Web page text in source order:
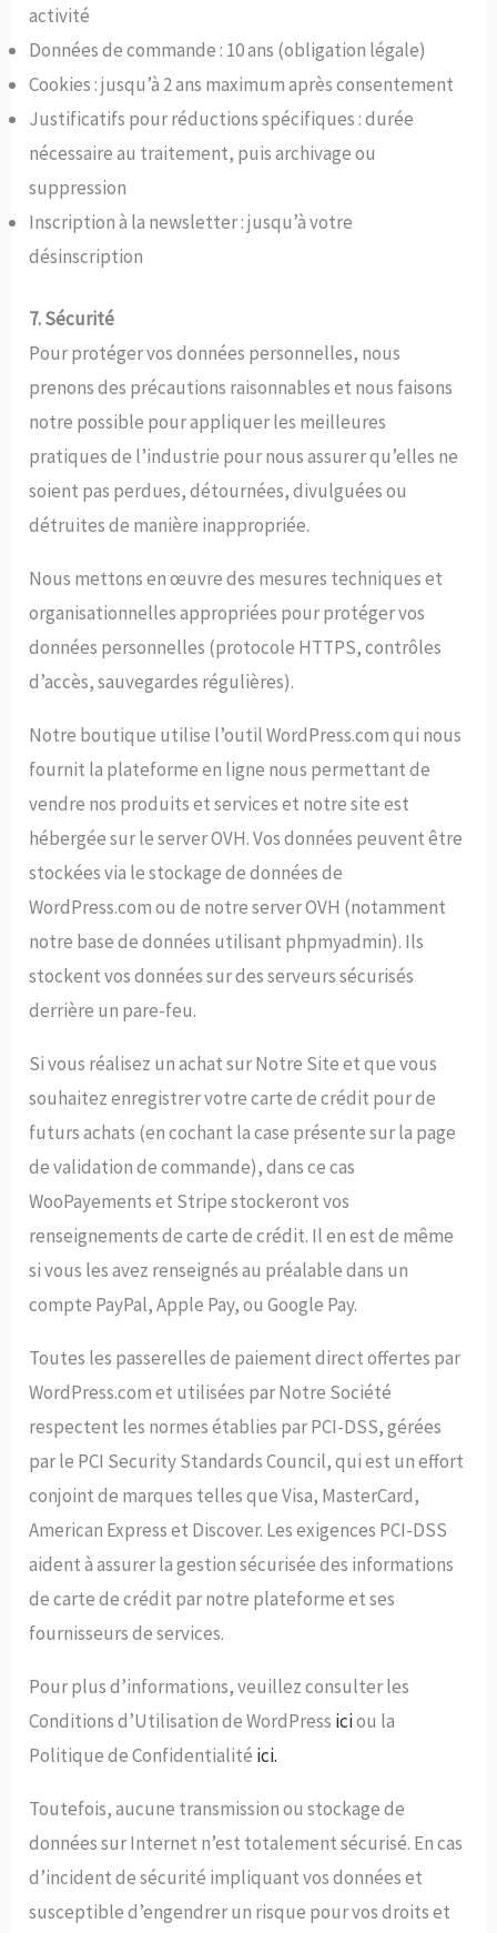
activité
Données de commande : 10 ans (obligation légale)
Cookies : jusqu’à 2 ans maximum après consentement
Justificatifs pour réductions spécifiques : durée
nécessaire au traitement, puis archivage ou
suppression
Inscription à la newsletter : jusqu’à votre
désinscription
7. Sécurité
Pour protéger vos données personnelles, nous
prenons des précautions raisonnables et nous faisons
notre possible pour appliquer les meilleures
pratiques de l’industrie pour nous assurer qu’elles ne
soient pas perdues, détournées, divulguées ou
détruites de manière inappropriée.
Nous mettons en œuvre des mesures techniques et
organisationnelles appropriées pour protéger vos
données personnelles (protocole HTTPS, contrôles
d’accès, sauvegardes régulières).
Notre boutique utilise l’outil WordPress.com qui nous
fournit la plateforme en ligne nous permettant de
vendre nos produits et services et notre site est
hébergée sur le server OVH. Vos données peuvent être
stockées via le stockage de données de
WordPress.com ou de notre server OVH (notamment
notre base de données utilisant phpmyadmin). Ils
stockent vos données sur des serveurs sécurisés
derrière un pare-feu.
Si vous réalisez un achat sur Notre Site et que vous
souhaitez enregistrer votre carte de crédit pour de
futurs achats (en cochant la case présente sur la page
de validation de commande), dans ce cas
WooPayements et Stripe stockeront vos
renseignements de carte de crédit. Il en est de même
si vous les avez renseignés au préalable dans un
compte PayPal, Apple Pay, ou Google Pay.
Toutes les passerelles de paiement direct offertes par
WordPress.com et utilisées par Notre Société
respectent les normes établies par PCI-DSS, gérées
par le PCI Security Standards Council, qui est un effort
conjoint de marques telles que Visa, MasterCard,
American Express et Discover. Les exigences PCI-DSS
aident à assurer la gestion sécurisée des informations
de carte de crédit par notre plateforme et ses
fournisseurs de services.
Pour plus d’informations, veuillez consulter les
Conditions d’Utilisation de WordPress iciou la
Politique de Confidentialité ici.
Toutefois, aucune transmission ou stockage de
données sur Internet n’est totalement sécurisé. En cas
d’incident de sécurité impliquant vos données et
susceptible d’engendrer un risque pour vos droits et